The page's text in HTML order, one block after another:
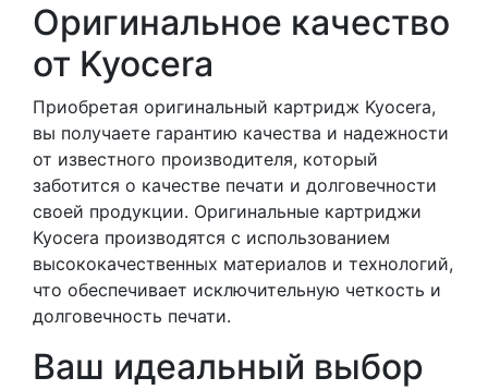
Оригинальное качество
от Kyocera
Приобретая оригинальный картридж Kyocera,
вы получаете гарантию качества и надежности
от известного производителя, который
заботится о качестве печати и долговечности
своей продукции. Оригинальные картриджи
Kyocera производятся с использованием
высококачественных материалов и технологий,
что обеспечивает исключительную четкость и
долговечность печати.
Ваш идеальный выбор